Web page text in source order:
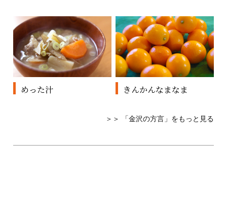
めった汁 きんかんなまなま
＞＞ 「金沢の方言」をもっと見る